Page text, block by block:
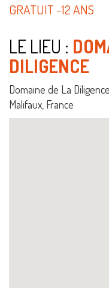
GRATUIT -12 ANS
LE LIEU :
DILIGENCE
Domaine de La
Malifaux, France